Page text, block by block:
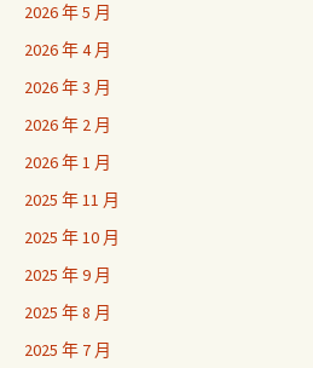
2026 年 5 月
2026 年 4 月
2026 年 3 月
2026 年 2 月
2026 年 1 月
2025 年 11 月
2025 年 10 月
2025 年 9 月
2025 年 8 月
2025 年 7 月